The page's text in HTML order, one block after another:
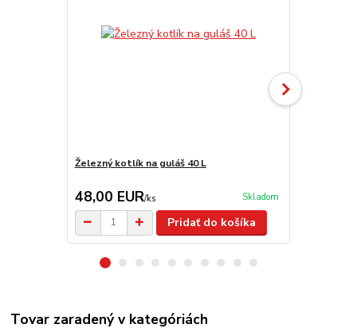
Železný kotlík na guláš 40 L
48,00 EUR/ks Skladom
Pridať do košíka
Tovar zaradený v kategóriách